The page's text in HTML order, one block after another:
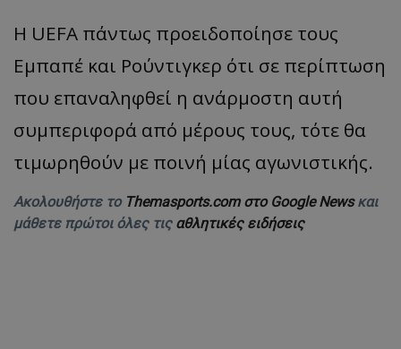
Η UEFA πάντως προειδοποίησε τους
Εμπαπέ και Ρούντιγκερ ότι σε περίπτωση
που επαναληφθεί η ανάρμοστη αυτή
συμπεριφορά από μέρους τους, τότε θα
τιμωρηθούν με ποινή μίας αγωνιστικής.
Ακολουθήστε το Themasports.com στο Google Newsκαι
μάθετε πρώτοι όλες τις αθλητικές ειδήσεις